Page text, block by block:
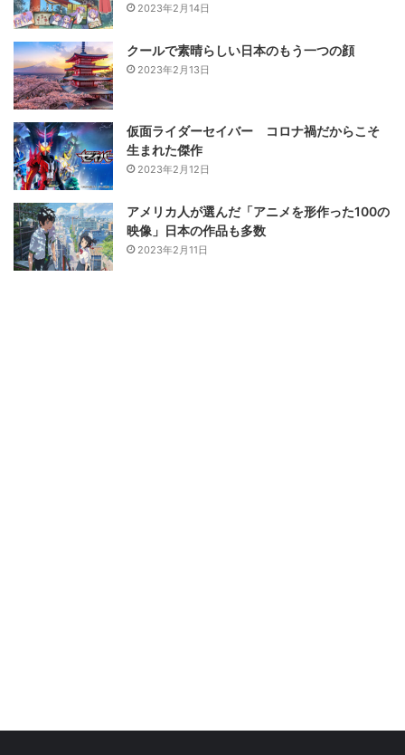
2023年2月14日
クールで素晴らしい日本のもう一つの顔
2023年2月13日
仮面ライダーセイバー コロナ禍だからこそ
生まれた傑作
2023年2月12日
アメリカ人が選んだ「アニメを形作った100の
映像」日本の作品も多数
2023年2月11日